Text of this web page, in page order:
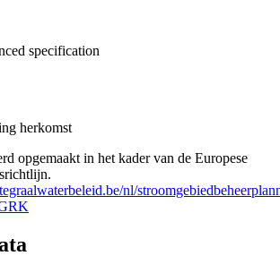
specification
herkomst
opgemaakt in het kader van de Europese
nl/